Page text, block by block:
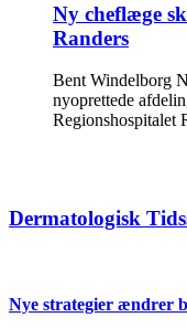
Ny cheflæge
Randers
Bent Windelborg
nyoprettede
Regionshospitalet
Dermatologisk
Nye strategier ændrer